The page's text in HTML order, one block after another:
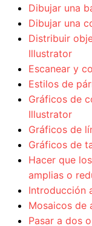
Dibujar una
Dibujar una
Distribuir
Illustrator
Escanear y
Estilos de
Gráficos de
Illustrator
Gráficos de
Gráficos de
Hacer que
amplias o
Introducción
Mosaicos de
Pasar a dos